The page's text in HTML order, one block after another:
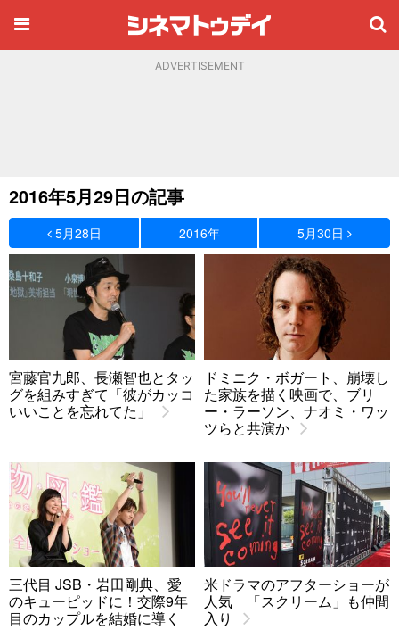
ADVERTISEMENT
2016年5月29日の記事
5月28日 2016年 5月30日
宮藤官九郎、長瀬智也とタッ
グを組みすぎて「彼がカッコ
いいことを忘れてた」
ドミニク・ボガート、崩壊し
た家族を描く映画で、ブリ
ー・ラーソン、ナオミ・ワッ
ツらと共演か
三代目 JSB・岩田剛典、愛
のキューピッドに！交際9年
目のカップルを結婚に導く
米ドラマのアフターショーが
人気 「スクリーム」も仲間
入り